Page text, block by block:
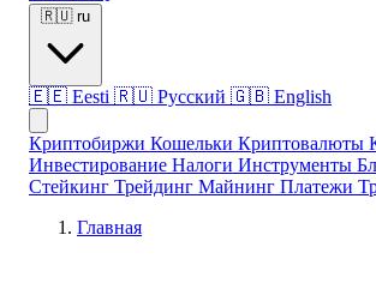
🇷🇺 ru
🇪🇪 Eesti 🇷🇺 Русский 🇬🇧 English
Криптобиржи Кошельки Криптовалюты
Инвестирование Налоги Инструменты
Стейкинг Трейдинг Майнинг Платежи
Главная